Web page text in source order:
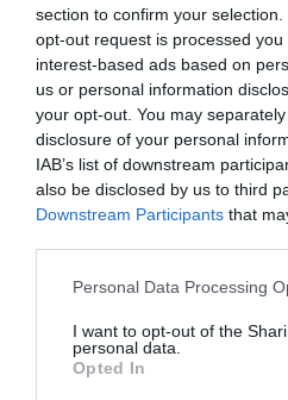
section to confirm your
opt-out request is processed
interest-based ads based on
us or personal information
your opt-out. You may
disclosure of your personal
IAB’s list of downstream
also be disclosed by us to third
Downstream Participants that
Personal Data Processing
I want to opt-out of the
personal data.
Opted In
pouvoirs.
Il faudra attendre la
des monopoles (
gèrent le commerce
pour que ces
soient “privatisées”
L’amalgame et le
utilisez, s’applique
perfusion de leurs
directement ou via